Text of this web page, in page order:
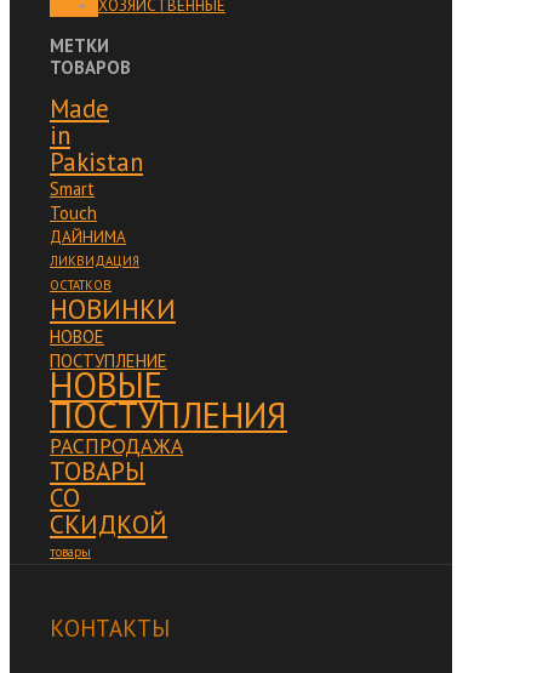
ХОЗЯЙСТВЕННЫЕ
МЕТКИ
ТОВАРОВ
Made
in
Pakistan
Smart
Touch
ДАЙНИМА
ЛИКВИДАЦИЯ
ОСТАТКОВ
НОВИНКИ
НОВОЕ
ПОСТУПЛЕНИЕ
НОВЫЕ
ПОСТУПЛЕНИЯ
РАСПРОДАЖА
ТОВАРЫ
СО
СКИДКОЙ
товары
КОНТАКТЫ